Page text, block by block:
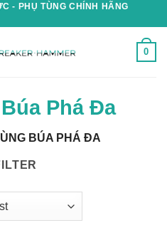
- PHỤ TÙNG CHÍNH HÃNG
0
Phá Đa
BÚA PHÁ ĐA